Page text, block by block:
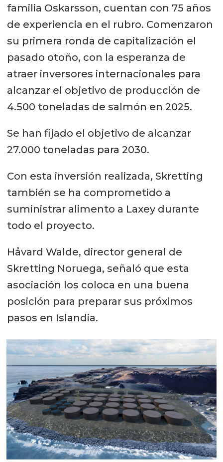
familia Oskarsson, cuentan con 75 años
de experiencia en el rubro. Comenzaron
su primera ronda de capitalización el
pasado otoño, con la esperanza de
atraer inversores internacionales para
alcanzar el objetivo de producción de
4.500 toneladas de salmón en 2025.
Se han fijado el objetivo de alcanzar
27.000 toneladas para 2030.
Con esta inversión realizada, Skretting
también se ha comprometido a
suministrar alimento a Laxey durante
todo el proyecto.
Håvard Walde, director general de
Skretting Noruega, señaló que esta
asociación los coloca en una buena
posición para preparar sus próximos
pasos en Islandia.